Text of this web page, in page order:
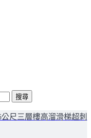
尺三層樓高溜滑梯超刺